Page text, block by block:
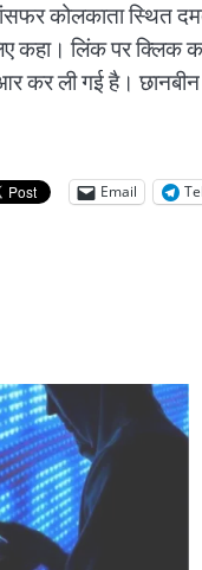
कोलकाता स्थित
कहा। लिंक पर क्लिक
कर ली गई है। छानबीन
Email